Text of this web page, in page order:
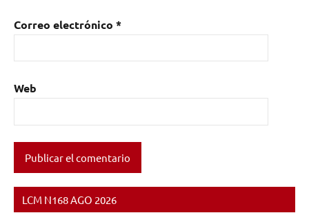
Correo electrónico *
Web
LCM N168 AGO 2026